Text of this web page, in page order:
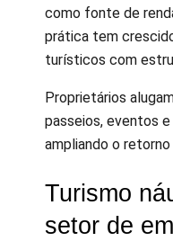
como fonte de
prática tem
turísticos com
Proprietários
passeios, eventos
ampliando o
Turismo
setor de